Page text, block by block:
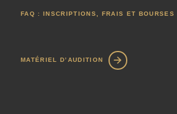
FAQ : INSCRIPTIONS, FRAIS ET BOURSES
MATÉRIEL D’AUDITION